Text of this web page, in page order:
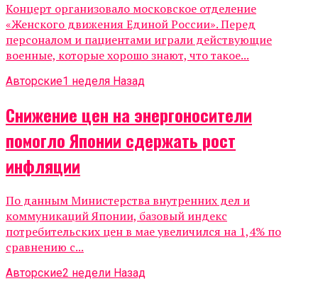
Концерт организовало московское отделение
«Женского движения Единой России». Перед
персоналом и пациентами играли действующие
военные, которые хорошо знают, что такое...
Авторские1 неделя Назад
Снижение цен на энергоносители
помогло Японии сдержать рост
инфляции
По данным Министерства внутренних дел и
коммуникаций Японии, базовый индекс
потребительских цен в мае увеличился на 1,4% по
сравнению с...
Авторские2 недели Назад